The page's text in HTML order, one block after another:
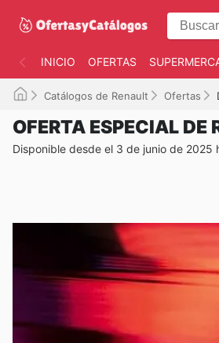
INICIO OFERTAS
Catálogos de Renault Ofertas
OFERTA ESPECIAL DE
Disponible desde el 3 de junio de